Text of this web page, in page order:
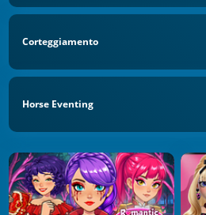
Corteggiamento
Horse Eventing